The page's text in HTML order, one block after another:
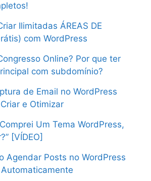
Ilimitadas ÁREAS DE
com WordPress
Online? Por que ter
com subdomínio?
de Email no WordPress
e Otimizar
Um Tema WordPress,
[VÍDEO]
Agendar Posts no WordPress